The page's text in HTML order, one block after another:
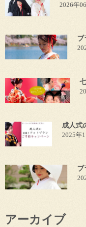
2026年
ブ
成人式
2025年
ブ
アーカイブ